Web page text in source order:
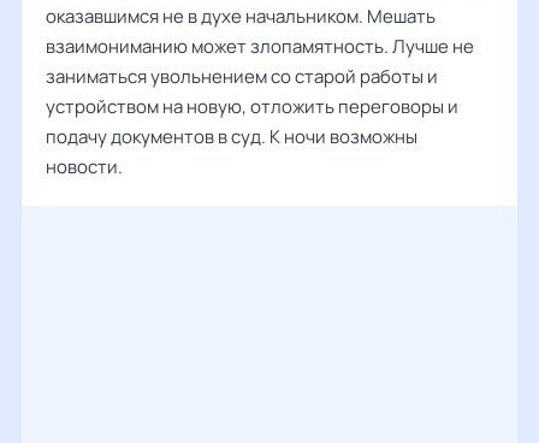
оказавшимся не в духе начальником. Мешать
взаимониманию может злопамятность. Лучше не
заниматься увольнением со старой работы и
устройством на новую, отложить переговоры и
подачу документов в суд. К ночи возможны
новости.